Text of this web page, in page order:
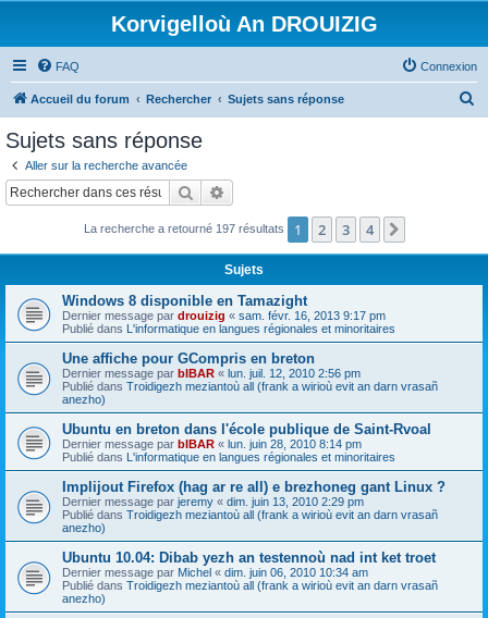
Korvigelloù An DROUIZIG
FAQ Connexion
Accueil du forum Rechercher Sujets sans réponse
c
Sujets sans réponse
Aller sur la recherche avancée
Rechercher
La recherche a retourné 197 résultats 1 2 3 4
Sujets
Windows 8 disponible en Tamazight
Dernier message par drouizig « sam. févr. 16, 2013 9:17 pm
Publié dans L'informatique en langues régionales et minoritaires
Une affiche pour GCompris en breton
Dernier message par bIBAR « lun. juil. 12, 2010 2:56 pm
Publié dans Troidigezh meziantoù all (frank a wirioù evit an darn vrasañ
anezho)
Ubuntu en breton dans l'école publique de Saint-Rvoal
Dernier message par bIBAR « lun. juin 28, 2010 8:14 pm
Publié dans L'informatique en langues régionales et minoritaires
Implijout Firefox (hag ar re all) e brezhoneg gant Linux ?
Dernier message par jeremy « dim. juin 13, 2010 2:29 pm
Publié dans Troidigezh meziantoù all (frank a wirioù evit an darn vrasañ
anezho)
Ubuntu 10.04: Dibab yezh an testennoù nad int ket troet
Dernier message par Michel « dim. juin 06, 2010 10:34 am
Publié dans Troidigezh meziantoù all (frank a wirioù evit an darn vrasañ
anezho)